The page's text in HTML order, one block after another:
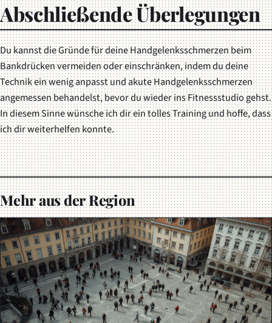
Abschließende Überlegungen
Du kannst die Gründe für deine Handgelenksschmerzen beim
Bankdrücken vermeiden oder einschränken, indem du deine
Technik ein wenig anpasst und akute Handgelenksschmerzen
angemessen behandelst, bevor du wieder ins Fitnessstudio gehst.
In diesem Sinne wünsche ich dir ein tolles Training und hoffe, dass
ich dir weiterhelfen konnte.
Mehr aus der Region